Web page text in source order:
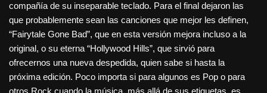
compañía de su inseparable teclado. Para el final dejaron las
que probablemente sean las canciones que mejor les definen,
“Fairytale Gone Bad”, que en esta versión mejora incluso a la
original, o su eterna “Hollywood Hills”, que sirvió para
ofrecernos una nueva despedida, quien sabe si hasta la
próxima edición. Poco importa si para algunos es Pop o para